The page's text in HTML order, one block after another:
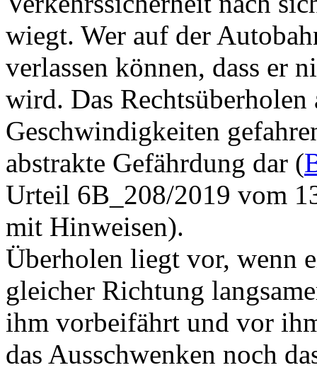
wiegt. Wer auf der
verlassen können, dass er
wird. Das
Geschwindigkeiten
abstrakte Gefährdung dar (
Urteil 6B_208/2019 vom
mit Hinweisen).
Überholen liegt vor, wenn
gleicher Richtung
ihm vorbeifährt und vor
das Ausschwenken noch